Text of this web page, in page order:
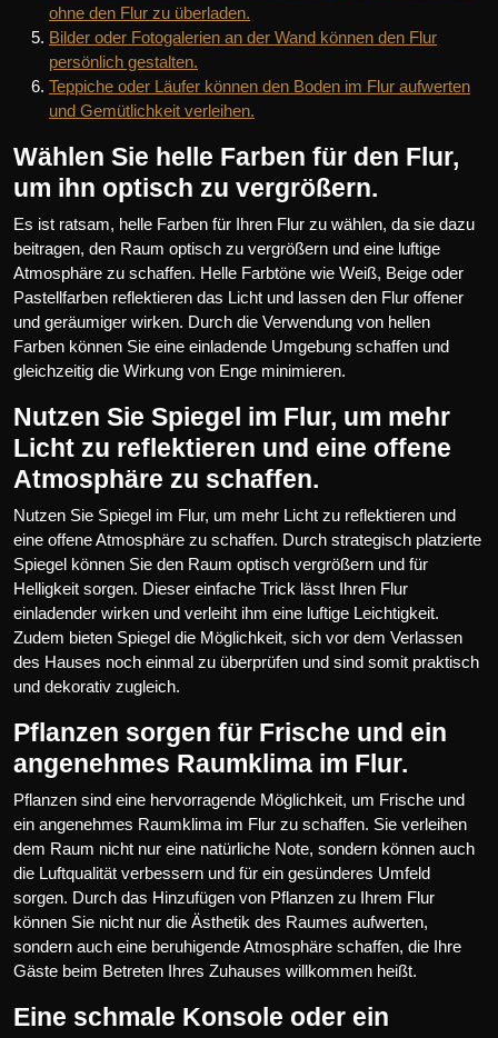
ohne den Flur zu überladen.
Bilder oder Fotogalerien an der Wand können den Flur
persönlich gestalten.
Teppiche oder Läufer können den Boden im Flur aufwerten
und Gemütlichkeit verleihen.
Wählen Sie helle Farben für den Flur,
um ihn optisch zu vergrößern.
Es ist ratsam, helle Farben für Ihren Flur zu wählen, da sie dazu
beitragen, den Raum optisch zu vergrößern und eine luftige
Atmosphäre zu schaffen. Helle Farbtöne wie Weiß, Beige oder
Pastellfarben reflektieren das Licht und lassen den Flur offener
und geräumiger wirken. Durch die Verwendung von hellen
Farben können Sie eine einladende Umgebung schaffen und
gleichzeitig die Wirkung von Enge minimieren.
Nutzen Sie Spiegel im Flur, um mehr
Licht zu reflektieren und eine offene
Atmosphäre zu schaffen.
Nutzen Sie Spiegel im Flur, um mehr Licht zu reflektieren und
eine offene Atmosphäre zu schaffen. Durch strategisch platzierte
Spiegel können Sie den Raum optisch vergrößern und für
Helligkeit sorgen. Dieser einfache Trick lässt Ihren Flur
einladender wirken und verleiht ihm eine luftige Leichtigkeit.
Zudem bieten Spiegel die Möglichkeit, sich vor dem Verlassen
des Hauses noch einmal zu überprüfen und sind somit praktisch
und dekorativ zugleich.
Pflanzen sorgen für Frische und ein
angenehmes Raumklima im Flur.
Pflanzen sind eine hervorragende Möglichkeit, um Frische und
ein angenehmes Raumklima im Flur zu schaffen. Sie verleihen
dem Raum nicht nur eine natürliche Note, sondern können auch
die Luftqualität verbessern und für ein gesünderes Umfeld
sorgen. Durch das Hinzufügen von Pflanzen zu Ihrem Flur
können Sie nicht nur die Ästhetik des Raumes aufwerten,
sondern auch eine beruhigende Atmosphäre schaffen, die Ihre
Gäste beim Betreten Ihres Zuhauses willkommen heißt.
Eine schmale Konsole oder ein